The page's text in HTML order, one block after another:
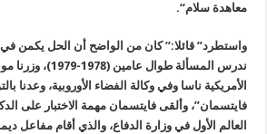
معاهدة سلام“.
واستطرد” قائلا:” كان من الواضح أن الحل يكمن
ندرس المسألة طوال
الأمريكية ناسا وفي وكالة الفضاء الأوروبية، وعدنا
فايتسمان”، وألقى فايتسمان مهمة الاختبار على
العالم الأول في وزارة الدفاع، والذي أقام مفاعل